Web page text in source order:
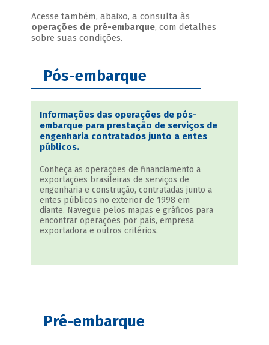
Acesse também, abaixo, a consulta às
operações de pré-embarque, com detalhes
sobre suas condições.
Pós-embarque
Informações das operações de pós-
embarque para prestação de serviços de
engenharia contratados junto a entes
públicos.
Conheça as operações de financiamento a
exportações brasileiras de serviços de
engenharia e construção, contratadas junto a
entes públicos no exterior de 1998 em
diante. Navegue pelos mapas e gráficos para
encontrar operações por país, empresa
exportadora e outros critérios.
Pré-embarque